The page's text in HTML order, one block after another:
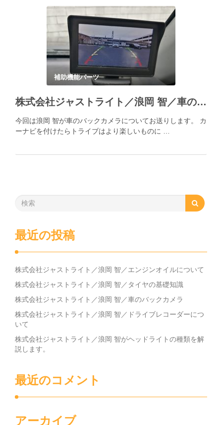
補助機能パーツ
株式会社ジャストライト／浪岡 智／車のバックカメラ
今回は浪岡 智が車のバックカメラについてお送りします。 カ
ーナビを付けたらトライブはより楽しいものに …
最近の投稿
株式会社ジャストライト／浪岡 智／エンジンオイルについて
株式会社ジャストライト／浪岡 智／タイヤの基礎知識
株式会社ジャストライト／浪岡 智／車のバックカメラ
株式会社ジャストライト／浪岡 智／ドライブレコーダーにつ
いて
株式会社ジャストライト／浪岡 智がヘッドライトの種類を解
説します。
最近のコメント
アーカイブ